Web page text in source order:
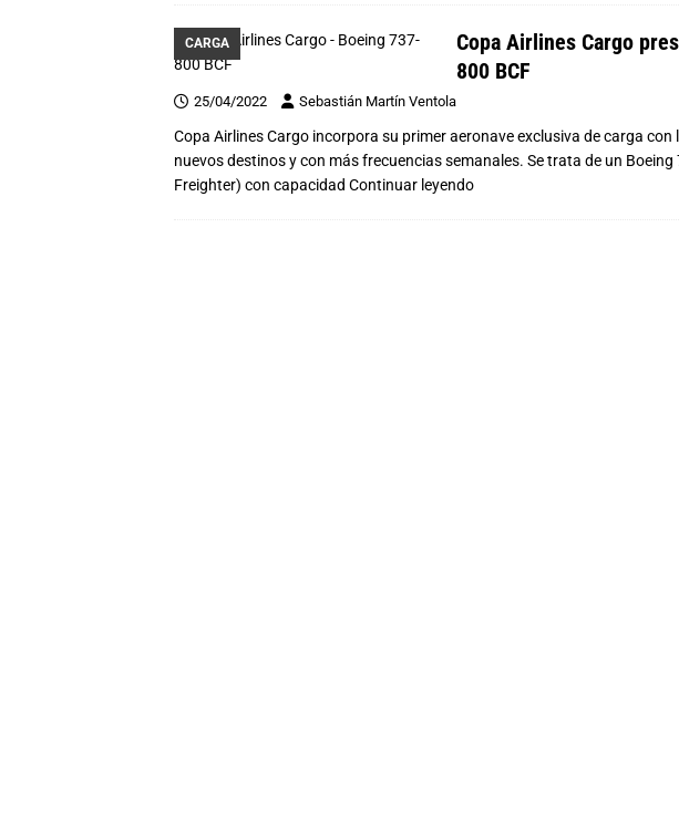
CARGA
Copa Airlines Cargo
800 BCF
25/04/2022 Sebastián Martín Ventola
Copa Airlines Cargo incorpora su primer aeronave exclusiva de carga
nuevos destinos y con más frecuencias semanales. Se trata de un
Freighter) con capacidad Continuar leyendo